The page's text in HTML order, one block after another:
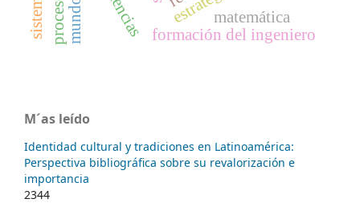
formación del ingeniero
matemática
M´as leído
Identidad cultural y tradiciones en Latinoamérica:
Perspectiva bibliográfica sobre su revalorización e
importancia
2344